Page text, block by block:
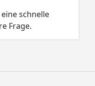
schnelle
Frage.